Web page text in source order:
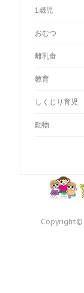
1歳児
おむつ
離乳食
教育
しくじり育児
動物
Copyright©